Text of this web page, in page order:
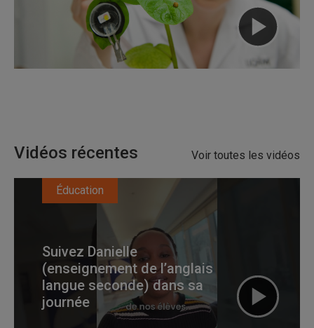
Vidéos récentes Voir toutes les vidéos
Éducation
Suivez Danielle
(enseignement de l’anglais
langue seconde) dans sa
journée